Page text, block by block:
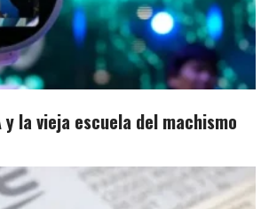
la vieja escuela del machismo